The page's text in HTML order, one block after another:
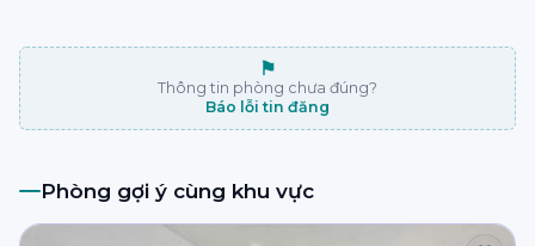
⚑
Thông tin phòng chưa đúng?
Báo lỗi tin đăng
Phòng gợi ý cùng khu vực